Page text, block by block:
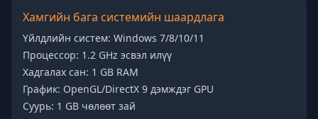
Хамгийн бага системийн шаардлага
Үйлдлийн систем: Windows 7/8/10/11
Процессор: 1.2 GHz эсвэл илүү
Хадгалах сан: 1 GB RAM
График: OpenGL/DirectX 9 дэмждэг GPU
Суурь: 1 GB чөлөөт зай